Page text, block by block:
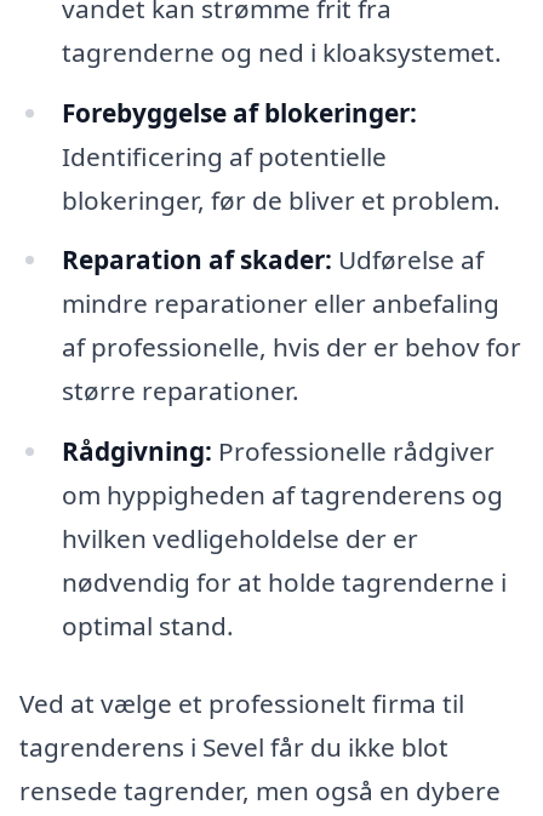
vandet kan strømme frit fra
tagrenderne og ned i kloaksystemet.
Forebyggelse af blokeringer:
Identificering af potentielle
blokeringer, før de bliver et problem.
Reparation af skader: Udførelse af
mindre reparationer eller anbefaling
af professionelle, hvis der er behov for
større reparationer.
Rådgivning: Professionelle rådgiver
om hyppigheden af tagrenderens og
hvilken vedligeholdelse der er
nødvendig for at holde tagrenderne i
optimal stand.
Ved at vælge et professionelt firma til
tagrenderens i Sevel får du ikke blot
rensede tagrender, men også en dybere